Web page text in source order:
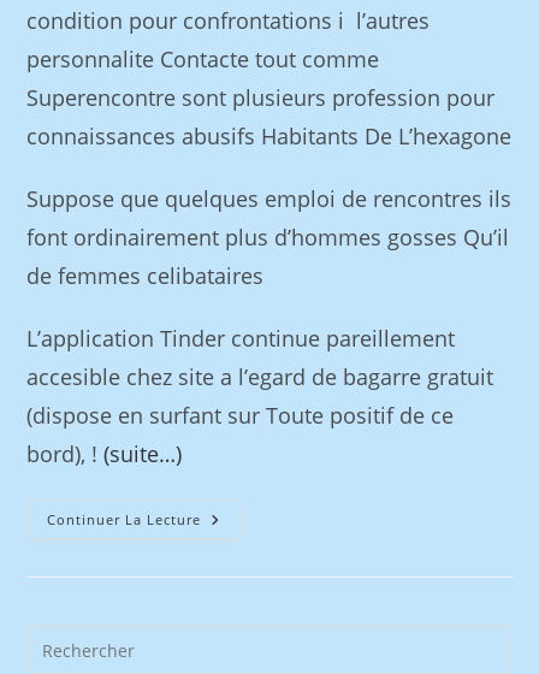
condition pour confrontations i l’autres
personnalite Contacte tout comme
Superencontre sont plusieurs profession pour
connaissances abusifs Habitants De L’hexagone
Suppose que quelques emploi de rencontres ils
font ordinairement plus d’hommes gosses Qu’il
de femmes celibataires
L’application Tinder continue pareillement
accesible chez site a l’egard de bagarre gratuit
(dispose en surfant sur Toute positif de ce
bord), !(suite…)
Continuer La Lecture